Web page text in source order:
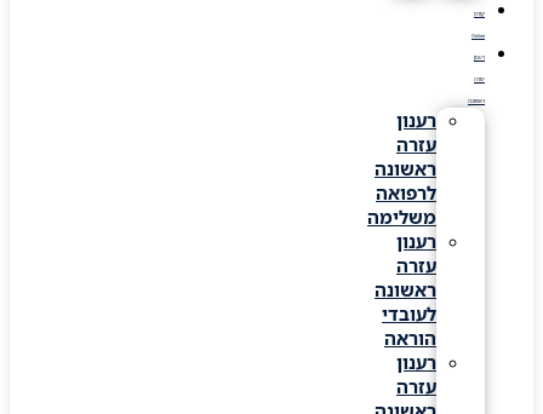
רענון
עזרה
ראשונה
לרפואה
משלימה
רענון
עזרה
ראשונה
לעובדי
הוראה
רענון
עזרה